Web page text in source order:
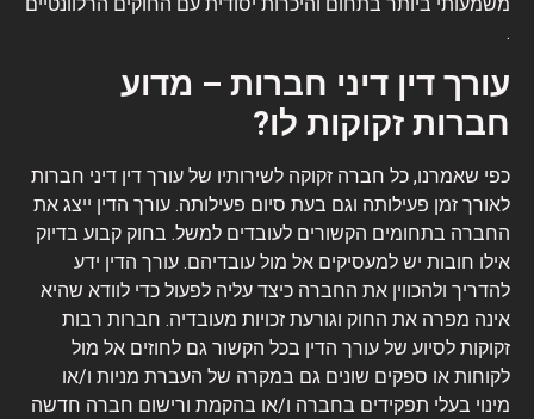
.
עורך דין דיני חברות – מדוע
חברות זקוקות לו?
כפי שאמרנו, כל חברה זקוקה לשירותיו של עורך דין דיני חברות
לאורך זמן פעילותה וגם בעת סיום פעילותה. עורך הדין ייצג את
החברה בתחומים הקשורים לעובדים למשל. בחוק קבוע בדיוק
אילו חובות יש למעסיקים אל מול עובדיהם. עורך הדין ידע
להדריך ולהכווין את החברה כיצד עליה לפעול כדי לוודא שהיא
אינה מפרה את החוק וגורעת זכויות מעובדיה. חברות רבות
זקוקות לסיוע של עורך הדין בכל הקשור גם לחוזים אל מול
לקוחות או ספקים שונים גם במקרה של העברת מניות ו/או
מינוי בעלי תפקידים בחברה ו/או בהקמת ורישום חברה חדשה